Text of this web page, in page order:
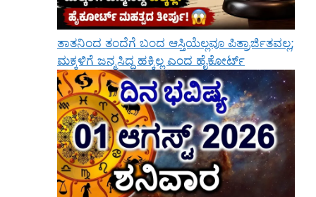
ತಾತನಿಂದ ತಂದೆಗೆ ಬಂದ ಆಸ್ತಿಯೆಲ್ಲವೂ ಪಿತ್ರಾರ್ಜಿತವಲ್ಲ;
ಮಕ್ಕಳಿಗೆ ಜನ್ಮಸಿದ್ಧ ಹಕ್ಕಿಲ್ಲ ಎಂದ ಹೈಕೋರ್ಟ್